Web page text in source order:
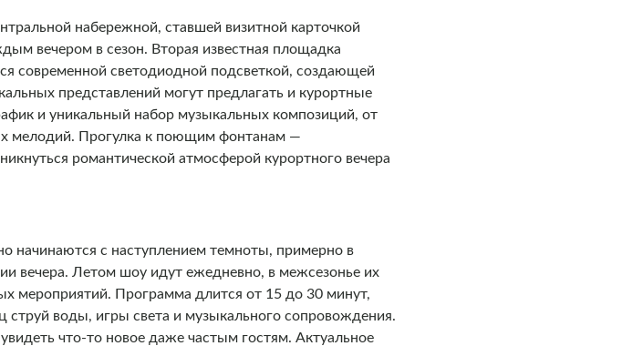
набережной, ставшей визитной карточкой
вечером в сезон. Вторая известная площадка
современной светодиодной подсветкой, создающей
представлений могут предлагать и курортные
и уникальный набор музыкальных композиций, от
мелодий. Прогулка к поющим фонтанам —
романтической атмосферой курортного вечера
начинаются с наступлением темноты, примерно в
вечера. Летом шоу идут ежедневно, в межсезонье их
мероприятий. Программа длится от 15 до 30 минут,
струй воды, игры света и музыкального сопровождения.
что-то новое даже частым гостям. Актуальное